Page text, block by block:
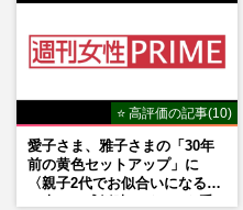
⭐ 高評価の記事(10)
愛子さま、雅子さまの「30年
前の黄色セットアップ」に
〈親子2代でお似合いになる〉